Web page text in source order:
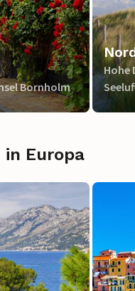
Bornholm
Hohe
in Europa